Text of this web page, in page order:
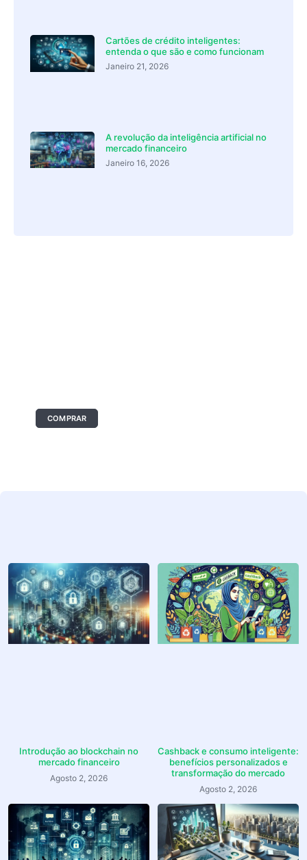
Cartões de crédito inteligentes:
entenda o que são e como funcionam
Janeiro 21, 2026
A revolução da inteligência artificial no
mercado financeiro
Janeiro 16, 2026
COMPRAR
Introdução ao blockchain no
mercado financeiro
Agosto 2, 2026
Cashback e consumo inteligente:
benefícios personalizados e
transformação do mercado
Agosto 2, 2026